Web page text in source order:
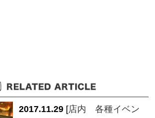
2017.11.29 [店内 各種イベン